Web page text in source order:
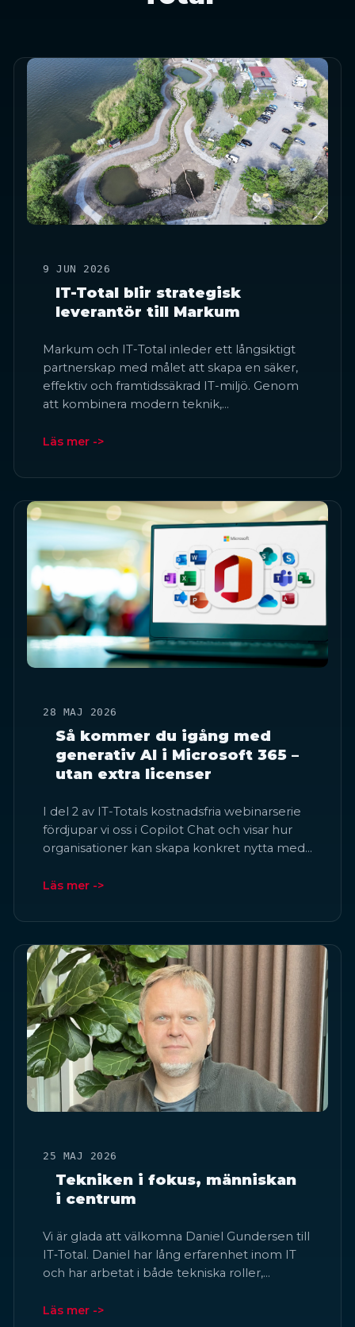
9 JUN 2026
IT-Total blir strategisk
leverantör till Markum
Markum och IT-Total inleder ett långsiktigt
partnerskap med målet att skapa en säker,
effektiv och framtidssäkrad IT-miljö. Genom
att kombinera modern teknik,…
Läs mer ->
28 MAJ 2026
Så kommer du igång med
generativ AI i Microsoft 365 –
utan extra licenser
I del 2 av IT-Totals kostnadsfria webinarserie
fördjupar vi oss i Copilot Chat och visar hur
organisationer kan skapa konkret nytta med…
Läs mer ->
25 MAJ 2026
Tekniken i fokus, människan
i centrum
Vi är glada att välkomna Daniel Gundersen till
IT‑Total. Daniel har lång erfarenhet inom IT
och har arbetat i både tekniska roller,…
Läs mer ->